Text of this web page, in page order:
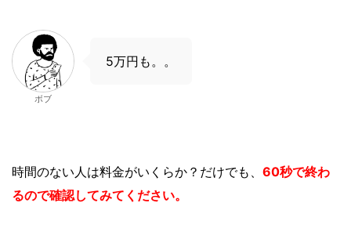
ボブ
5万円も。。
時間のない人は料金がいくらか？ だけでも、 60秒で終わ
るので確認してみてください。